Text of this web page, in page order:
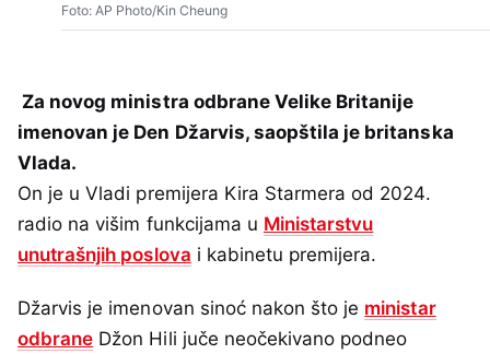
Foto: AP Photo/Kin Cheung
Za novog ministra odbrane Velike Britanije
imenovan je Den Džarvis, saopštila je britanska
Vlada.
On je u Vladi premijera Kira Starmera od 2024.
radio na višim funkcijama u Ministarstvu
unutrašnjih poslova i kabinetu premijera.
Džarvis je imenovan sinoć nakon što je ministar
odbrane Džon Hili juče neočekivano podneo